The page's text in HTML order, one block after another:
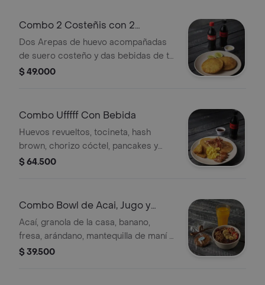
Combo 2 Costeñis con 2
bebidas
Dos Arepas de huevo acompañadas
de suero costeño y das bebidas de tu
elección.
$ 49.000
Combo Ufffff Con Bebida
Huevos revueltos, tocineta, hash
brown, chorizo cóctel, pancakes y
miel de maple. Escoge tu bebida
$ 64.500
Combo Bowl de Acai, Jugo y
Galleta
Acaí, granola de la casa, banano,
fresa, arándano, mantequilla de maní y
semillas de chía, Jugo Naranaja y una
$ 39.500